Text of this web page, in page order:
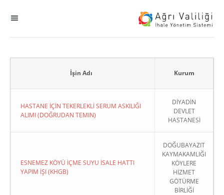
Okul
İşin Adı Kurum
HASTANE İÇİN TEKERLEKLİ SERUM ASKILIĞI
ALIMI (DOĞRUDAN TEMIN)
DİYADİN
DEVLET
HASTANESİ
ESNEMEZ KÖYÜ İÇME SUYU İSALE HATTI
YAPIM İŞI (KHGB)
DOĞUBAYAZIT
KAYMAKAMLIĞI
KÖYLERE
HİZMET
GÖTÜRME
BİRLİĞİ